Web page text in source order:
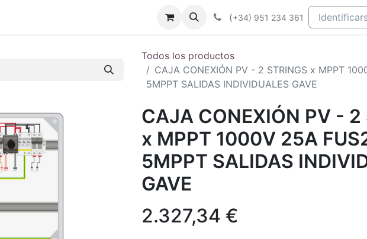
Industrias Noticias Integrados
(+34) 951 234 361
Todos los productos
CAJA CONEXIÓN PV - 2 STRINGS x MPPT
5MPPT SALIDAS INDIVIDUALES GAVE
CAJA CONEXIÓN PV - 2
x MPPT 1000V 25A
5MPPT SALIDAS
GAVE
2.327,34 €